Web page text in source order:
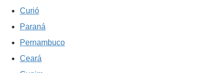
Curió
Paraná
Pernambuco
Ceará